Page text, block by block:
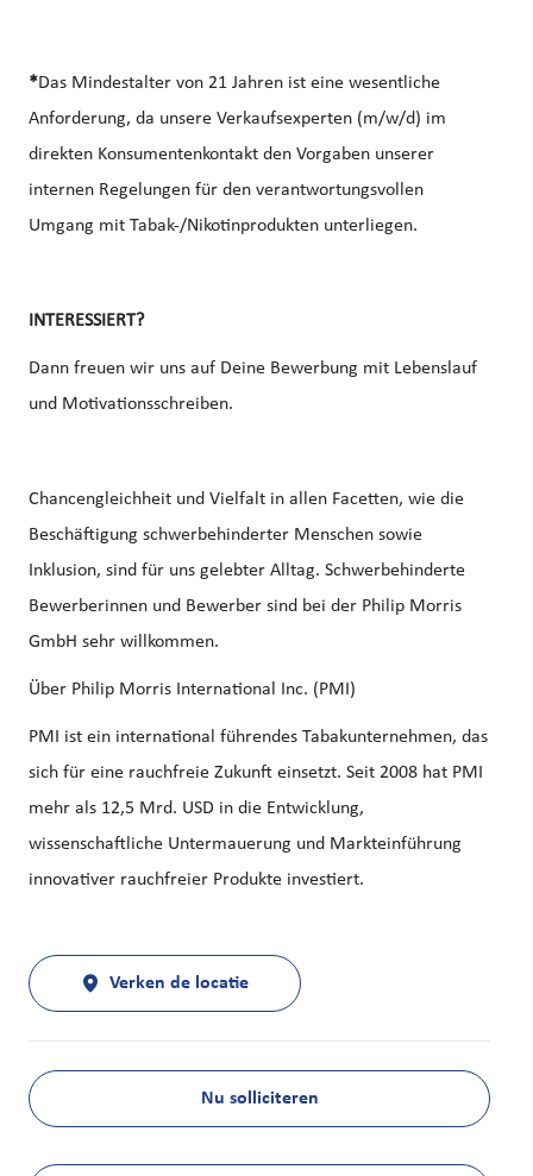
*Das Mindestalter von 21 Jahren ist eine wesentliche
Anforderung, da unsere Verkaufsexperten (m/w/d) im
direkten Konsumentenkontakt den Vorgaben unserer
internen Regelungen für den verantwortungsvollen
Umgang mit Tabak-/Nikotinprodukten unterliegen.
INTERESSIERT?
Dann freuen wir uns auf Deine Bewerbung mit Lebenslauf
und Motivationsschreiben.
Chancengleichheit und Vielfalt in allen Facetten, wie die
Beschäftigung schwerbehinderter Menschen sowie
Inklusion, sind für uns gelebter Alltag. Schwerbehinderte
Bewerberinnen und Bewerber sind bei der Philip Morris
GmbH sehr willkommen.
Über Philip Morris International Inc. (PMI)
PMI ist ein international führendes Tabakunternehmen, das
sich für eine rauchfreie Zukunft einsetzt. Seit 2008 hat PMI
mehr als 12,5 Mrd. USD in die Entwicklung,
wissenschaftliche Untermauerung und Markteinführung
innovativer rauchfreier Produkte investiert.
Verken de locatie
Nu solliciteren